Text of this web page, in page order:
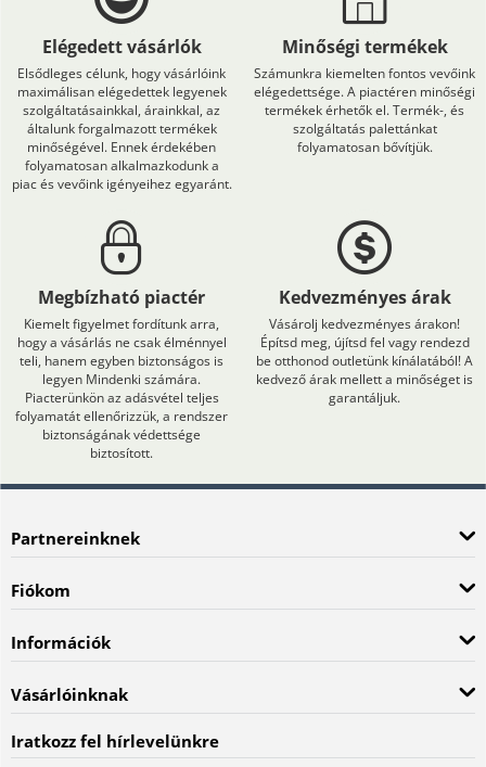
Elégedett vásárlók
Elsődleges célunk, hogy vásárlóink
maximálisan elégedettek legyenek
szolgáltatásainkkal, árainkkal, az
általunk forgalmazott termékek
minőségével. Ennek érdekében
folyamatosan alkalmazkodunk a
piac és vevőink igényeihez egyaránt.
Minőségi termékek
Számunkra kiemelten fontos vevőink
elégedettsége. A piactéren minőségi
termékek érhetők el. Termék-, és
szolgáltatás palettánkat
folyamatosan bővítjük.
Megbízható piactér
Kiemelt figyelmet fordítunk arra,
hogy a vásárlás ne csak élménnyel
teli, hanem egyben biztonságos is
legyen Mindenki számára.
Piacterünkön az adásvétel teljes
folyamatát ellenőrizzük, a rendszer
biztonságának védettsége
biztosított.
Kedvezményes árak
Vásárolj kedvezményes árakon!
Építsd meg, újítsd fel vagy rendezd
be otthonod outletünk kínálatából! A
kedvező árak mellett a minőséget is
garantáljuk.
Partnereinknek
Fiókom
Információk
Vásárlóinknak
Iratkozz fel hírlevelünkre